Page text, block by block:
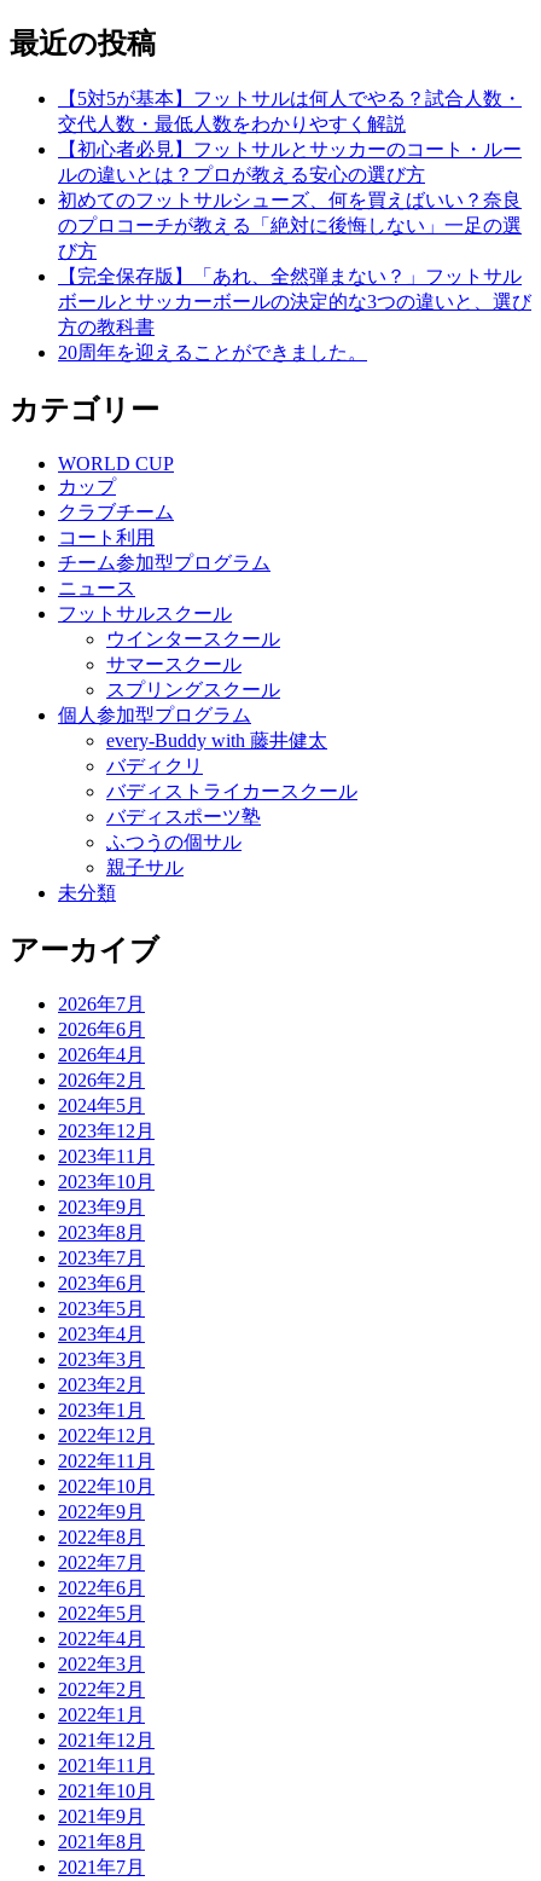
最近の投稿
【5対5が基本】フットサルは何人でやる？試合人数・
交代人数・最低人数をわかりやすく解説
【初心者必見】フットサルとサッカーのコート・ルー
ルの違いとは？プロが教える安心の選び方
初めてのフットサルシューズ、何を買えばいい？奈良
のプロコーチが教える「絶対に後悔しない」一足の選
び方
【完全保存版】「あれ、全然弾まない？」フットサル
ボールとサッカーボールの決定的な3つの違いと、選び
方の教科書
20周年を迎えることができました。
カテゴリー
WORLD CUP
カップ
クラブチーム
コート利用
チーム参加型プログラム
ニュース
フットサルスクール
ウインタースクール
サマースクール
スプリングスクール
個人参加型プログラム
every-Buddy with 藤井健太
バディクリ
バディストライカースクール
バディスポーツ塾
ふつうの個サル
親子サル
未分類
アーカイブ
2026年7月
2026年6月
2026年4月
2026年2月
2024年5月
2023年12月
2023年11月
2023年10月
2023年9月
2023年8月
2023年7月
2023年6月
2023年5月
2023年4月
2023年3月
2023年2月
2023年1月
2022年12月
2022年11月
2022年10月
2022年9月
2022年8月
2022年7月
2022年6月
2022年5月
2022年4月
2022年3月
2022年2月
2022年1月
2021年12月
2021年11月
2021年10月
2021年9月
2021年8月
2021年7月